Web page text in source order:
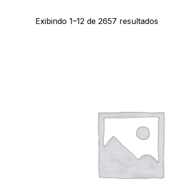
Exibindo 1–12 de 2657 resultados